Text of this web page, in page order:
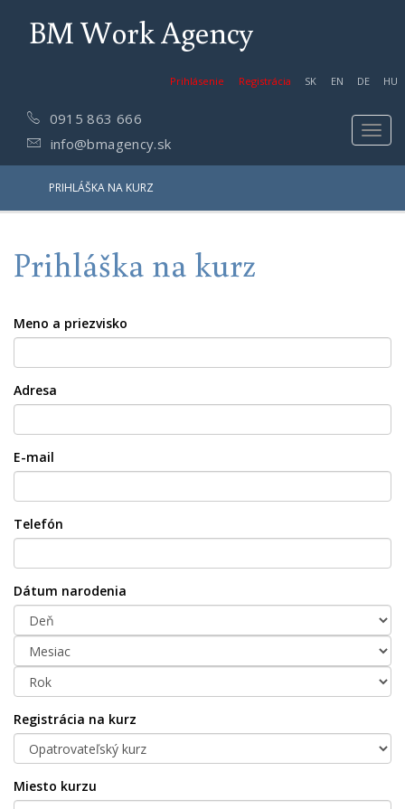
BM Work Agency
Prihlásenie Registrácia SK EN DE HU
0915 863 666
info@bmagency.sk
PRIHLÁŠKA NA KURZ
Prihláška na kurz
Meno a priezvisko
Adresa
E-mail
Telefón
Dátum narodenia
Registrácia na kurz
Miesto kurzu